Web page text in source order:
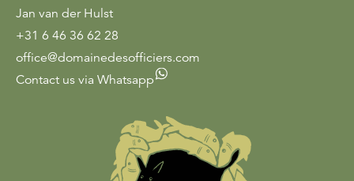
Jan van der Hulst
+31 6 46 36 62 28
office@domainedesofficiers.com
Contact us via Whatsapp